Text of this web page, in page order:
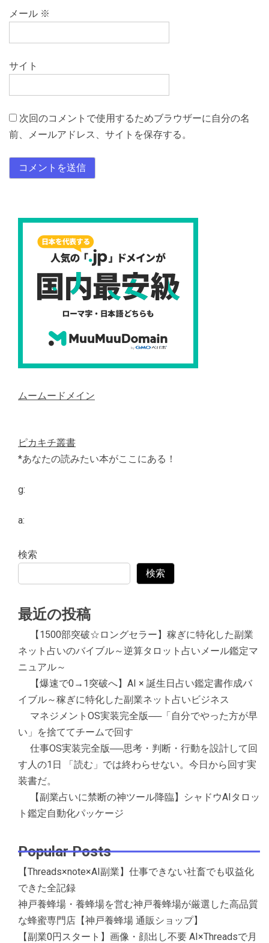
メール ※
サイト
次回のコメントで使用するためブラウザーに自分の名
前、メールアドレス、サイトを保存する。
ムームードメイン
ピカキチ叢書
*あなたの読みたい本がここにある！
g:
a:
検索
検索
最近の投稿
【1500部突破☆ロングセラー】稼ぎに特化した副業
ネット占いのバイブル～逆算タロット占いメール鑑定マ
ニュアル～
【爆速で0→1突破へ】AI × 誕生日占い鑑定書作成バ
イブル～稼ぎに特化した副業ネット占いビジネス
マネジメントOS実装完全版──「自分でやった方が早
い」を捨ててチームで回す
仕事OS実装完全版──思考・判断・行動を設計して回
す人の1日 「読む」では終わらせない。今日から回す実
装書だ。
【副業占いに禁断の神ツール降臨】シャドウAIタロッ
ト鑑定自動化パッケージ
Popular Posts
【Threads×note×AI副業】仕事できない社畜でも収益化
できた全記録
神戸養蜂場・養蜂場を営む神戸養蜂場が厳選した高品質
な蜂蜜専門店【神戸養蜂場 通販ショップ】
【副業0円スタート】画像・顔出し不要 AI×Threadsで月